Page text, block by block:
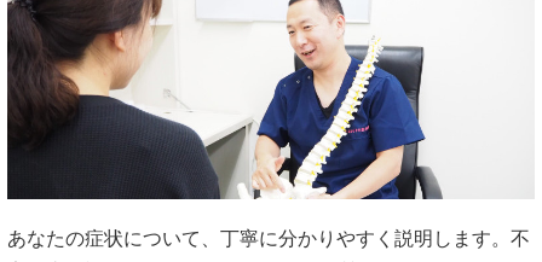
あなたの症状について、丁寧に分かりやすく説明します。不